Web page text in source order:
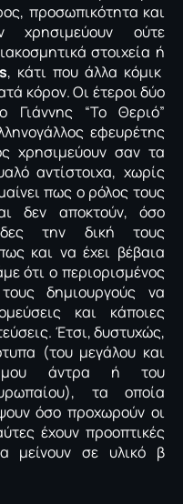
προσωπικότητα και
χρησιμεύουν ούτε
στοιχεία ή
, κάτι που άλλα κόμικ
κόρον. Oι έτεροι δύο
Γιάννης “Το Θεριό”
εφευρέτης
χρησιμεύουν σαν τα
αντίστοιχα, χωρίς
πως ο ρόλος τους
δεν αποκτούν, όσο
την δική τους
και να έχει βέβαια
ότι ο περιορισμένος
δημιουργούς να
και κάποιες
Έτσι, δυστυχώς,
(του μεγάλου και
άντρα ή του
τα οποία
όσο προχωρούν οι
έχουν προοπτικές
μείνουν σε υλικό β